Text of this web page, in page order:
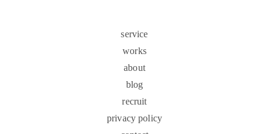
service
works
about
blog
recruit
privacy policy